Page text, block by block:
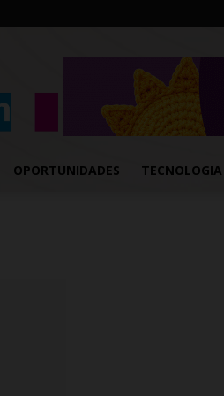
OPORTUNIDADES